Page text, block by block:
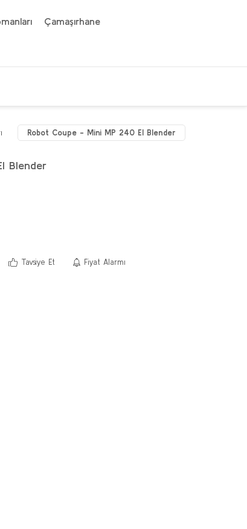
Çamaşırhane
Robot Coupe - Mini MP 240 El Blender
Blender
Tavsiye Et Fiyat Alarmı